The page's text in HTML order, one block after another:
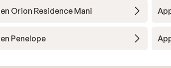
Orion Residence Mani
Penelope